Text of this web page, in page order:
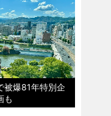
被爆81年特別企
も